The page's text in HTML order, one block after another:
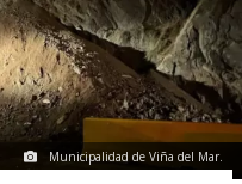
Municipalidad de Viña del Mar.